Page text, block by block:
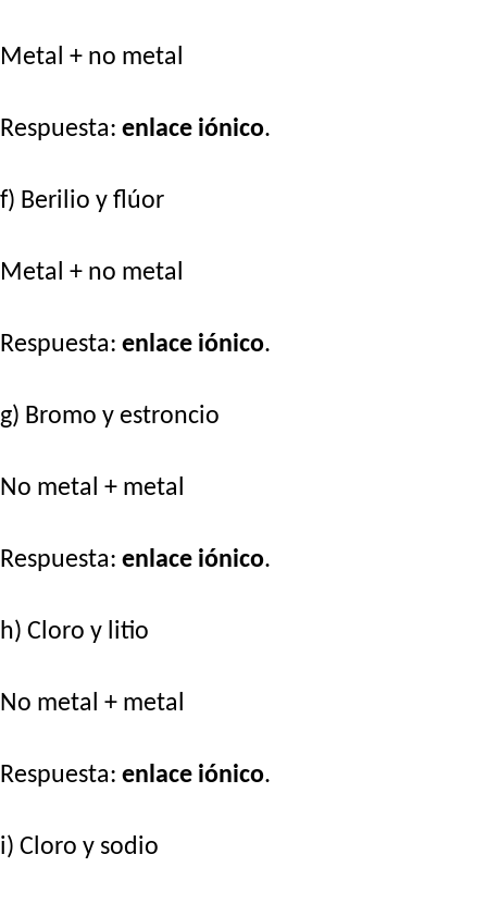
Metal + no metal
Respuesta: enlace iónico.
f) Berilio y flúor
Metal + no metal
Respuesta: enlace iónico.
g) Bromo y estroncio
No metal + metal
Respuesta: enlace iónico.
h) Cloro y litio
No metal + metal
Respuesta: enlace iónico.
i) Cloro y sodio